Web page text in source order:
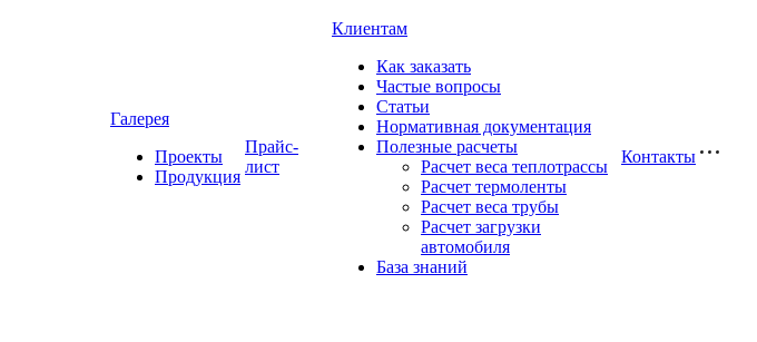
Галерея
Проекты
Продукция
Прайс-
лист
Клиентам
Как заказать
Частые вопросы
Статьи
Нормативная документация
Полезные расчеты
Расчет веса теплотрассы
Расчет термоленты
Расчет веса трубы
Расчет загрузки
автомобиля
База знаний
Контакты